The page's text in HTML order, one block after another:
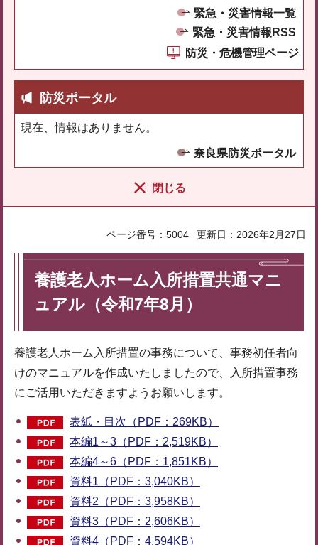
緊急・災害情報一覧
緊急・災害情報RSS
防災・危機管理ページ
防災ポータル
現在、情報はありません。
奈良県防災ポータル
閉じる
ページ番号：5004 更新日：2026年2月27日
養護老人ホーム入所措置共通マニ
ュアル（令和7年8月）
養護老人ホーム入所措置の事務について、事務初任者向
けのマニュアルを作成いたしましたので、入所措置事務
にご活用いただきますようお願いします。
表紙・目次（PDF：269KB）
本編1～3（PDF：2,519KB）
本編4～6（PDF：1,851KB）
資料1（PDF：3,040KB）
資料2（PDF：3,958KB）
資料3（PDF：2,606KB）
資料4（PDF：4,594KB）